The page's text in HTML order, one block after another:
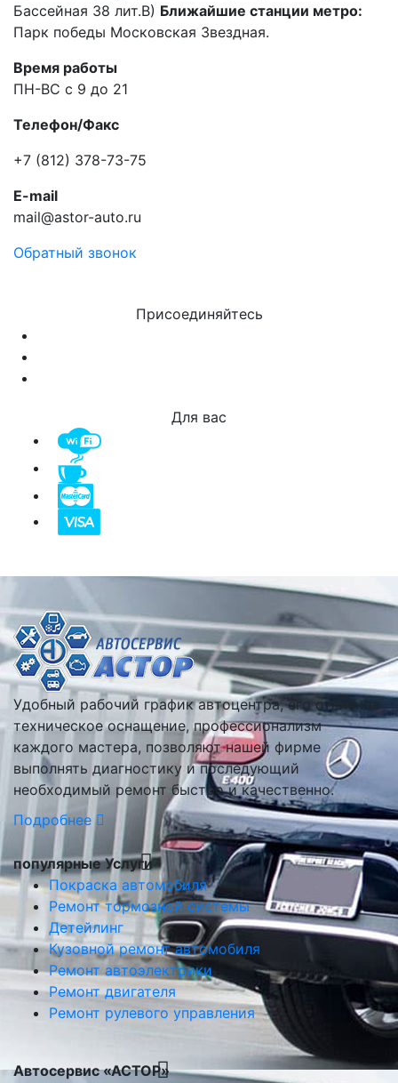
Бассейная 38 лит.В) Ближайшие станции метро:
Парк победы Московская Звездная.
Время работы
ПН-ВС с 9 до 21
Телефон/Факс
+7 (812) 378-73-75
E-mail
mail@astor-auto.ru
Обратный звонок
Присоединяйтесь
Для вас
Удобный рабочий график автоцентра, его отличное
техническое оснащение, профессионализм
каждого мастера, позволяют нашей фирме
выполнять диагностику и последующий
необходимый ремонт быстро и качественно.
Подробнее
популярные Услуги
Покраска автомобиля
Ремонт тормозной системы
Детейлинг
Кузовной ремонт автомобиля
Ремонт автоэлектрики
Ремонт двигателя
Ремонт рулевого управления
Автосервис «АСТОР»